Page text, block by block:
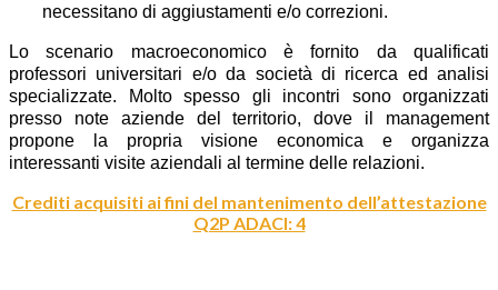
necessitano di aggiustamenti e/o correzioni.
Lo scenario macroeconomico è fornito da qualificati
professori universitari e/o da società di ricerca ed analisi
specializzate. Molto spesso gli incontri sono organizzati
presso note aziende del territorio, dove il management
propone la propria visione economica e organizza
interessanti visite aziendali al termine delle relazioni.
Crediti acquisiti ai fini del mantenimento dell’attestazione
Q2P ADACI: 4